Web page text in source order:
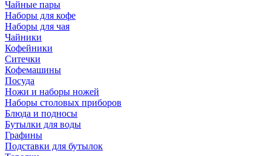
Чайные пары
Наборы для кофе
Наборы для чая
Чайники
Кофейники
Ситечки
Кофемашины
Посуда
Ножи и наборы ножей
Наборы столовых приборов
Блюда и подносы
Бутылки для воды
Графины
Подставки для бутылок